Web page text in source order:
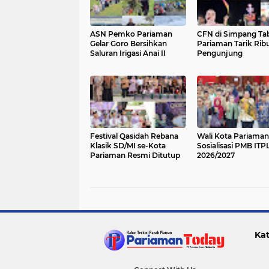
ASN Pemko Pariaman
Gelar Goro Bersihkan
Saluran Irigasi Anai II
CFN di Simpang
Pariaman Tarik
Pengunjung
Festival Qasidah Rebana
Klasik SD/MI se-Kota
Pariaman Resmi Ditutup
Wali Kota
Sosialisasi PMB
2026/2027